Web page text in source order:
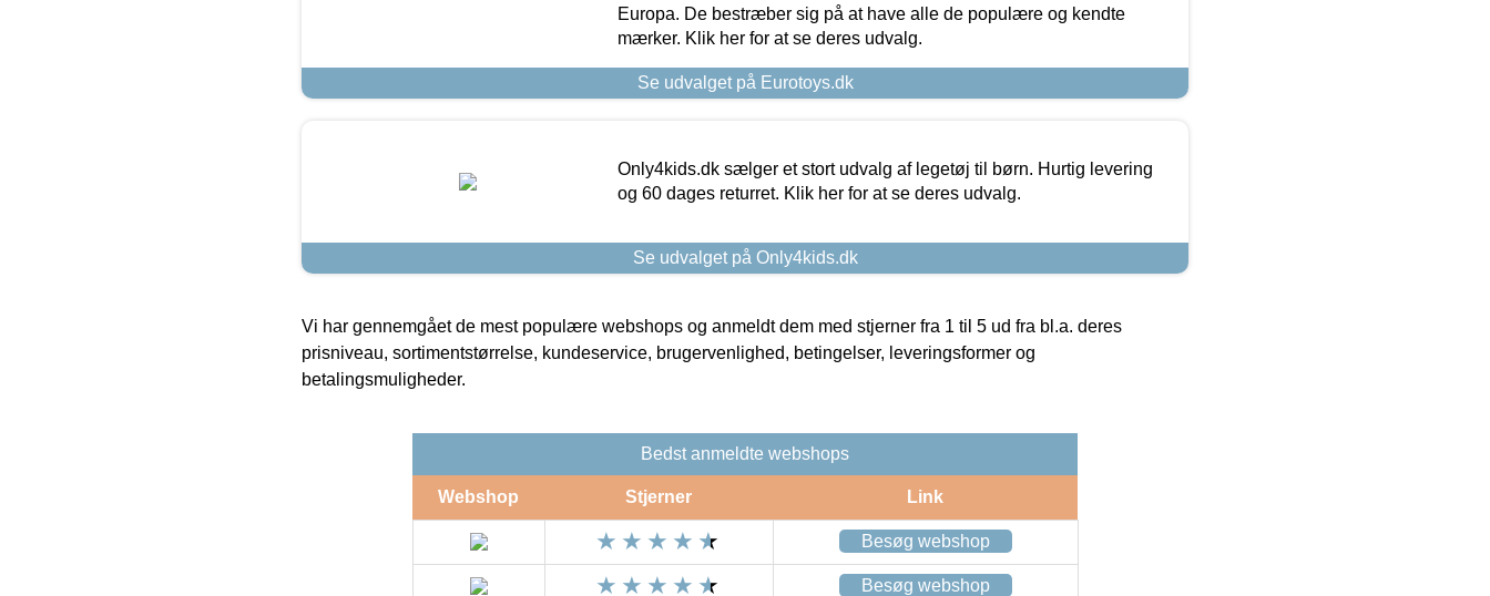
Europa. De bestræber sig på at have alle de populære og kendte
mærker. Klik her for at se deres udvalg.
Se udvalget på Eurotoys.dk
Only4kids.dk sælger et stort udvalg af legetøj til børn. Hurtig levering
og 60 dages returret. Klik her for at se deres udvalg.
Se udvalget på Only4kids.dk
Vi har gennemgået de mest populære webshops og anmeldt dem med stjerner fra 1 til 5 ud fra bl.a. deres
prisniveau, sortimentstørrelse, kundeservice, brugervenlighed, betingelser, leveringsformer og
betalingsmuligheder.
Bedst anmeldte webshops
Webshop Stjerner Link
Besøg webshop
Besøg webshop